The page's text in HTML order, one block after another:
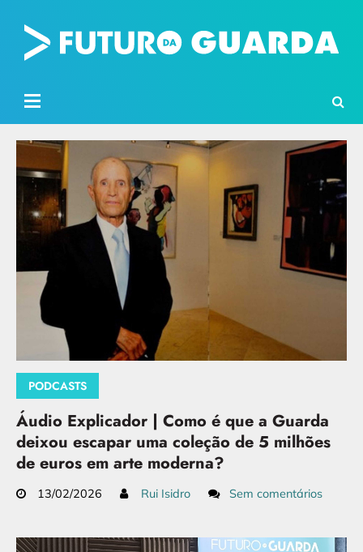
PODCASTS
Áudio Explicador | Como é que a Guarda
deixou escapar uma coleção de 5 milhões
de euros em arte moderna?
13/02/2026 Rui Isidro Sem comentários